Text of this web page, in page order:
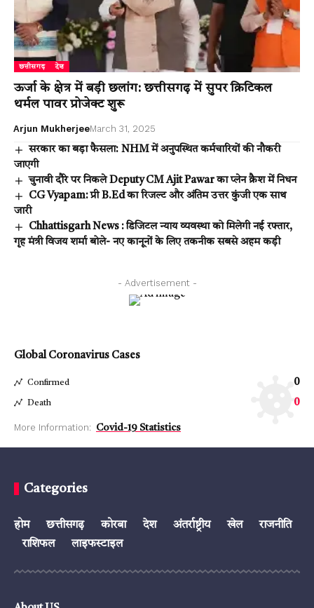
छत्तीसगढ़ देश
ऊर्जा के क्षेत्र में बड़ी छलांग: छत्तीसगढ़ में सुपर क्रिटिकल
थर्मल पावर प्रोजेक्ट शुरू
Arjun MukherjeeMarch 31, 2025
सरकार का बड़ा फैसला: NHM में अनुपस्थित कर्मचारियों की नौकरी
जाएगी
चुनावी दौरे पर निकले Deputy CM Ajit Pawar का प्लेन क्रैश में निधन
CG Vyapam: प्री B.Ed का रिजल्ट और अंतिम उत्तर कुंजी एक साथ
जारी
Chhattisgarh News : डिजिटल न्याय व्यवस्था को मिलेगी नई रफ्तार,
गृह मंत्री विजय शर्मा बोले- नए कानूनों के लिए तकनीक सबसे अहम कड़ी
- Advertisement -
Global Coronavirus Cases
Confirmed 0
Death 0
More Information: Covid-19 Statistics
Categories
होम छत्तीसगढ़ कोरबा देश अंतर्राष्ट्रीय खेल
राजनीति
राशिफल
लाइफस्टाइल